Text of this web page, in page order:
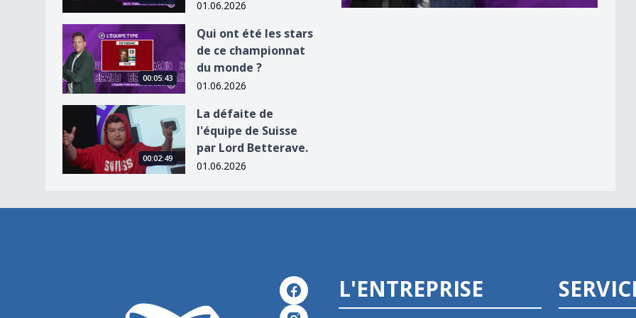
01.06.2026
Qui ont été les stars de ce championnat du monde ?
00:05:43
Qui ont été les stars
de ce championnat
du monde ?
01.06.2026
La défaite de l&#039;équipe de Suisse par Lord Betterave.
00:02:49
La défaite de
l'équipe de Suisse
par Lord Betterave.
01.06.2026
L'ENTREPRISE